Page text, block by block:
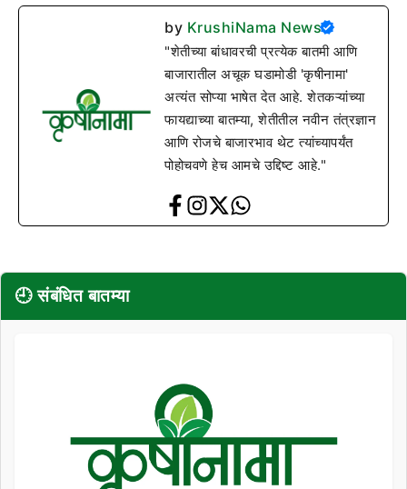
by KrushiNama News
"शेतीच्या बांधावरची प्रत्येक बातमी आणि
बाजारातील अचूक घडामोडी 'कृषीनामा'
अत्यंत सोप्या भाषेत देत आहे. शेतकऱ्यांच्या
फायद्याच्या बातम्या, शेतीतील नवीन तंत्रज्ञान
आणि रोजचे बाजारभाव थेट त्यांच्यापर्यंत
पोहोचवणे हेच आमचे उद्दिष्ट आहे."
🕘 संबंधित बातम्या